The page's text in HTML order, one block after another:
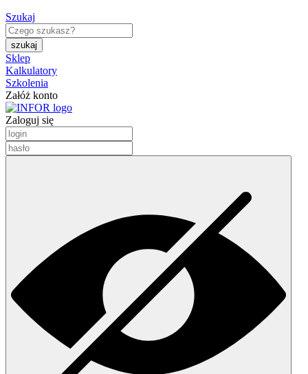
Szukaj
Sklep
Kalkulatory
Szkolenia
Załóż konto
Zaloguj się